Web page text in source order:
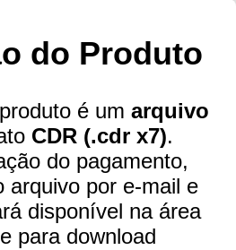
do Produto
é um arquivo
CDR (.cdr x7).
do pagamento,
arquivo por e-mail e
disponível na área
para download